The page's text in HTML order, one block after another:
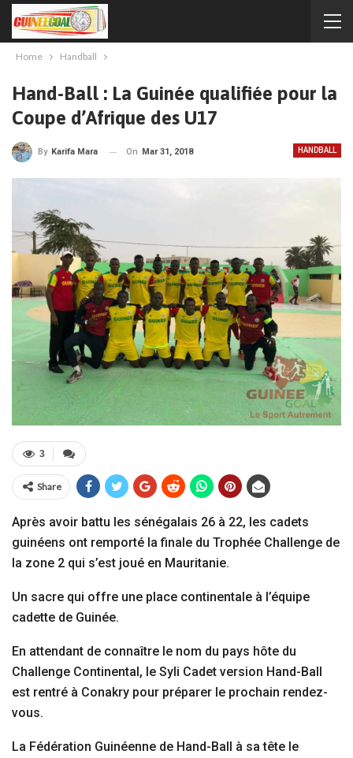
Home Handball
Hand-Ball : La Guinée qualifiée pour la
Coupe d’Afrique des U17
HANDBALL
By Karifa Mara On Mar 31, 2018
3
Share
Après avoir battu les sénégalais 26 à 22, les cadets
guinéens ont remporté la finale du Trophée Challenge de
la zone 2 qui s’est joué en Mauritanie.
Un sacre qui offre une place continentale à l’équipe
cadette de Guinée.
En attendant de connaître le nom du pays hôte du
Challenge Continental, le Syli Cadet version Hand-Ball
est rentré à Conakry pour préparer le prochain rendez-
vous.
La Fédération Guinéenne de Hand-Ball à sa tête le